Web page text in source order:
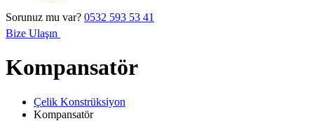
Sorunuz mu var? 0532 593 53 41
Bize Ulaşın
Kompansatör
Çelik Konstrüksiyon
Kompansatör